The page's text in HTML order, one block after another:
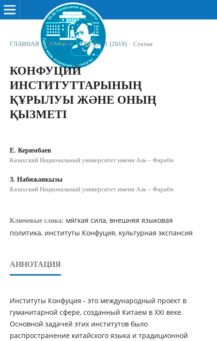
ГЛАВНАЯ / АРХИВЫ / ТОМ 6 № 1 (2019) / Статьи
КОНФУЦИЙ
ИНСТИТУТТАРЫНЫҢ
ҚҰРЫЛУЫ ЖƏНЕ ОНЫҢ
ҚЫЗМЕТІ
Е. Керимбаев
Казахский Национальный университет имени Аль – Фараби
З. Набижанкызы
Казахский Национальный университет имени Аль – Фараби
Ключевые слова: мягкая сила, внешняя языковая
политика, институты Конфуция, культурная экспансия
АННОТАЦИЯ
Институты Конфуция - это международный проект в
гуманитарной сфере, созданный Китаем в XXI веке.
Основной задачей этих институтов было
распространение китайского языка и традиционной